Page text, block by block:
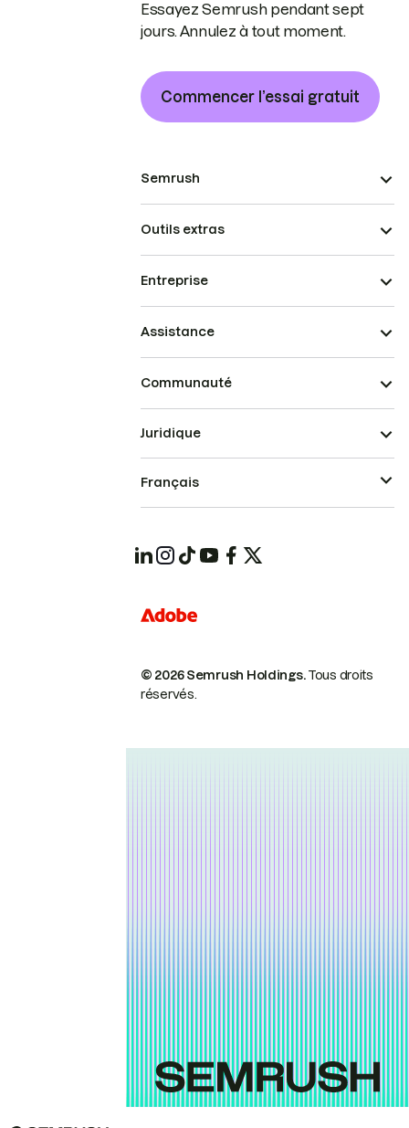
Essayez Semrush pendant sept
jours. Annulez à tout moment.
Commencer l’essai gratuit
Semrush
Outils extras
Entreprise
Assistance
Communauté
© 2026 Semrush Holdings.Tous droits
réservés.
Juridique
Français